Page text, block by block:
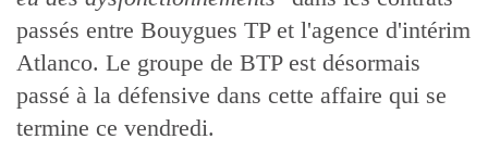
passés entre Bouygues TP et l'agence d'intérim
Atlanco. Le groupe de BTP est désormais
passé à la défensive dans cette affaire qui se
termine ce vendredi.